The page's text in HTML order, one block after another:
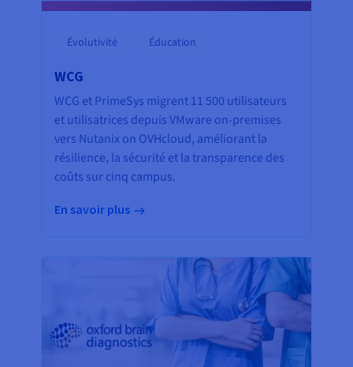
Évolutivité Éducation
WCG
WCG et PrimeSys migrent 11 500 utilisateurs
et utilisatrices depuis VMware on-premises
vers Nutanix on OVHcloud, améliorant la
résilience, la sécurité et la transparence des
coûts sur cinq campus.
En savoir plus